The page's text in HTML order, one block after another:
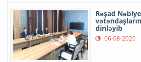
Rəşad
dinləyib
06-08-2026